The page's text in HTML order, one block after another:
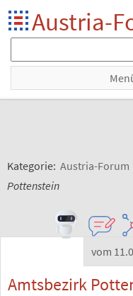
Austria-
Kategorie: Austria-Forum
Pottenstein
vom
Amtsbezirk